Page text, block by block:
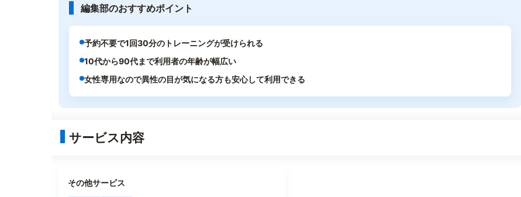
編集部のおすすめポイント
予約不要で1回30分のトレーニングが受けられる
10代から90代まで利用者の年齢が幅広い
女性専用なので異性の目が気になる方も安心して利用できる
サービス内容
その他サービス